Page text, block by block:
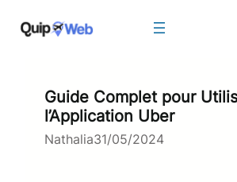
Guide Complet pour
l’Application Uber
Nathalia31/05/2024